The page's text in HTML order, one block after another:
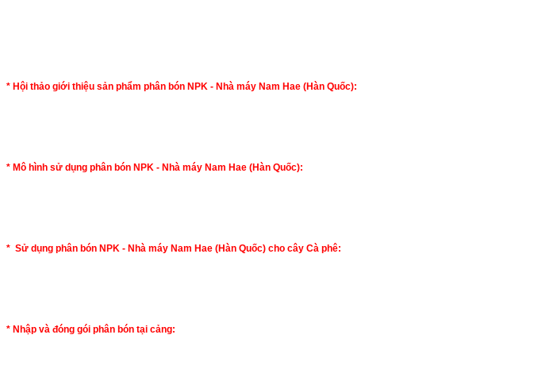
* Hội thảo giới thiệu sản phẩm phân bón NPK - Nhà máy Nam Hae (Hàn Quốc):
* Mô hình sử dụng phân bón NPK - Nhà máy Nam Hae (Hàn Quốc):
* Sử dụng phân bón NPK - Nhà máy Nam Hae (Hàn Quốc) cho cây Cà phê:
* Nhập và đóng gói phân bón tại cảng: